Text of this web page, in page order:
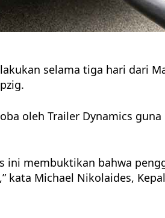
selama tiga hari dari
oleh Trailer Dynamics guna
ini membuktikan bahwa
kata Michael Nikolaides,